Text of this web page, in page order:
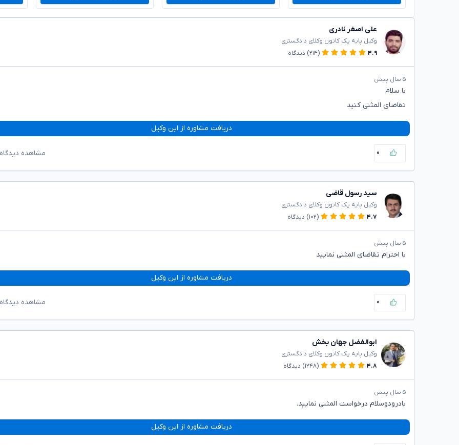
علی اصغر نادری
وکیل پایه یک کانون وکلای دادگستری
۴.۹
(۲۱۴) دیدگاه
۵ سال پیش
با سلام
تقاضای المثنی کنید
دریافت مشاوره از این وکیل
۰ مشاهده
سید رسول قاضی
وکیل پایه یک کانون وکلای دادگستری
۴.۷
(۱۰۲) دیدگاه
۵ سال پیش
با احترام تقاضای المثنی نمایید
دریافت مشاوره از این وکیل
۰ مشاهده
ابوالفضل جهان بخش
وکیل پایه یک کانون وکلای دادگستری
۴.۸
(۱۲۴۸) دیدگاه
۵ سال پیش
بادرودوسلام درخواست المثنی نمایید.
دریافت مشاوره از این وکیل